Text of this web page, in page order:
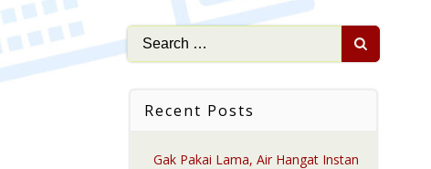
Search
for:
Recent Posts
Gak Pakai Lama, Air Hangat Instan